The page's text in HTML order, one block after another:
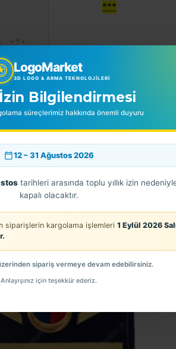
LogoMarket
3D LOGO & ARMA TEKNOLOJILERI
İzin Bilgilendirmesi
süreçlerimiz hakkında önemli duyuru
12 – 31 Ağustos 2026
tarihleri arasında toplu yıllık izin
kapalı olacaktır.
siparişlerin kargolama işlemleri 1 Eylül 2026
sipariş vermeye devam edebilirsiniz.
Anlayışınız için teşekkür ederiz.
***
LOGOMARKET TEKSTİL
KAZIMKARABEKİR CAD.
ÜRETİCİ FİRMA VERGİ
BENZER ÜRÜNLER